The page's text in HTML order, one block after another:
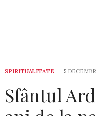
SPIRITUALITATE 5
Sfântul